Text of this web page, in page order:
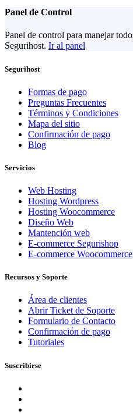
Panel de Control
Panel de control para manejar
Segurihost. Ir al panel
Segurihost
Formas de pago
Preguntas Frecuentes
Términos y Condiciones
Mapa del sitio
Confirmación de pago
Blog
Servicios
Web Hosting
Hosting Wordpress
Hosting Woocommerce
Diseño Web
Mantención web
E-commerce Segurishop
E-commerce Woocommerce
Recursos y Soporte
Área de clientes
Abrir Ticket de Soporte
Formulario de Contacto
Confirmación de pago
Tutoriales
Suscribirse